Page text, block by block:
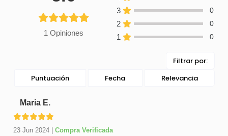
1 Opiniones
3 0
2 0
1 0
Filtrar por:
Puntuación
Fecha Relevancia
Maria E.
23 Jun 2024 Compra Verificada